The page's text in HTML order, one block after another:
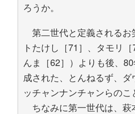
ろうか。
第二世代と定義されるお
トたけし［71］、タモリ
んま［62］）よりも後、
成された、とんねるず、ダ
ッチャンナンチャンらのこ
ちなみに第一世代は、萩